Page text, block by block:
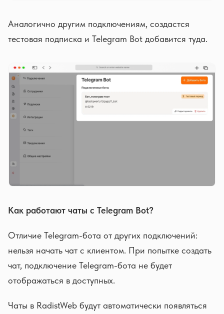
Аналогично другим подключениям, создастся
тестовая подписка и Telegram Bot добавится туда.
Как работают чаты с Telegram Bot?
Отличие Telegram-бота от других подключений:
нельзя начать чат с клиентом. При попытке создать
чат, подключение Telegram-бота не будет
отображаться в доступных.
Чаты в RadistWeb будут автоматически появляться